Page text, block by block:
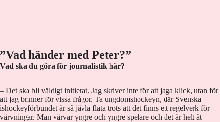
”Vad händer med Peter?”
Vad ska du göra för journalistik här?
– Det ska bli väldigt initierat. Jag skriver inte för att jaga klick, utan för
att jag brinner för vissa frågor. Ta ungdomshockeyn, där Svenska
ishockeyförbundet är så jävla flata trots att det finns ett regelverk för
värvningar. Man värvar yngre och yngre spelare och det är helt åt